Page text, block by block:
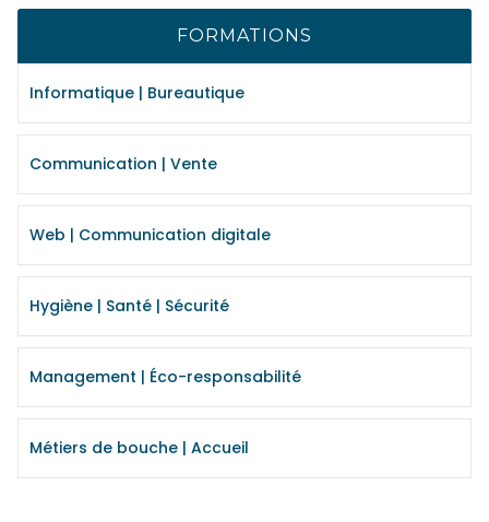
FORMATIONS
Informatique | Bureautique
Communication | Vente
Web | Communication digitale
Hygiène | Santé | Sécurité
Management | Éco-responsabilité
Métiers de bouche | Accueil